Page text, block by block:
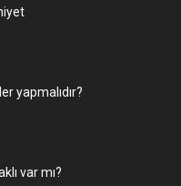
yapmalıdır?
var mı?